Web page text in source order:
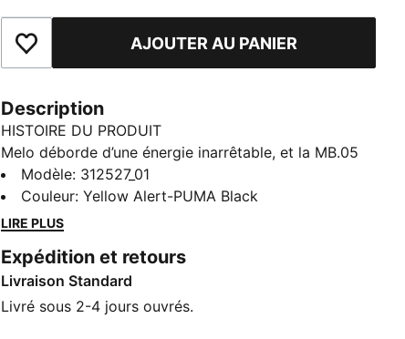
Ajouter aux favorisAJOUTER AU PANIER
Description
HISTOIRE DU PRODUIT
Melo déborde d’une énergie inarrêtable, et la MB.05
aussi. Cette version jaune électrique incarne le jeu
puissant de Melo et son flow unique, qui ont inspiré
toute une génération de basketteurs. Au programme :
base en mesh et détails intégrés, comme le thème
signature « One of One » de Melo et une tête de mort
moulée sur la semelle. Conçue pour la vitesse, le style
Modèle: 312527_01
Couleur:Yellow Alert-PUMA Black
LIRE PLUS
Expédition et retours
Livraison Standard
Livré sous 2-4 jours ouvrés.